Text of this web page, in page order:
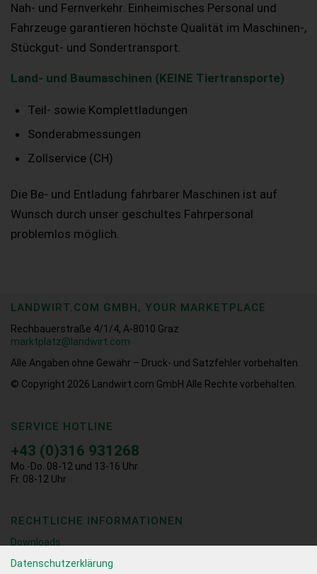
Nah- und Fernverkehr. Einheimisches Personal und
Fahrzeuge garantieren höchste Qualität im Maschinen-,
Stückgut- und Sondertransport.
Land- und Baumaschinen (KEINE Tiertransporte)
Teil- sowie Komplettladungen
Sonderabmessungen
Zollservice (CH)
Die Be- und Entladung fahrbarer Maschinen ist auf
Wunsch durch unser geschultes Fahrpersonal
problemlos möglich.
LANDWIRT.COM GMBH, YOUR MARKETPLACE
Rechbauerstraße 4/1/4, A-8010 Graz
marktplatz@landwirt.com
Alle Angaben ohne Gewähr – Druck- und Satzfehler vorbehalten.
© Copyright 2026
Landwirt.com GmbH Alle Rechte vorbehalten.
SERVICE HOTLINE
+43 (0)316 931268
Mo.-Do. 08-12 und 13-16 Uhr
Fr. 08-12 Uhr
RECHTLICHE INFORMATIONEN
Downloads
Datenschutzerklärung